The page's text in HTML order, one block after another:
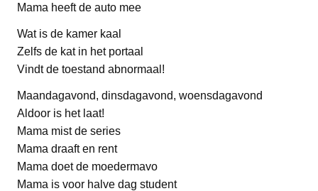
Mama heeft de auto mee
Wat is de kamer kaal
Zelfs de kat in het portaal
Vindt de toestand abnormaal!
Maandagavond, dinsdagavond, woensdagavond
Aldoor is het laat!
Mama mist de series
Mama draaft en rent
Mama doet de moedermavo
Mama is voor halve dag student